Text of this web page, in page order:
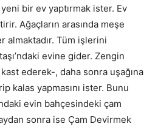
bir ev yaptırmak ister. Ev
Ağaçların arasında meşe
almaktadır. Tüm işlerini
evine gider. Zengin
ederek-, daha sonra uşağına
kalas yapmasını ister. Bunu
evin bahçesindeki çam
sonra ise Çam Devirmek